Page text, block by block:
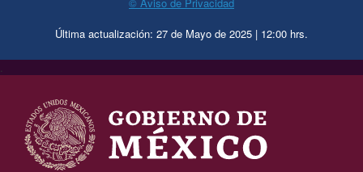
Última actualización: 27 de Mayo de 2025 | 12:00 hrs.